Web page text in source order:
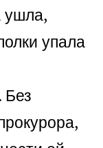
ушла,
упала
Без